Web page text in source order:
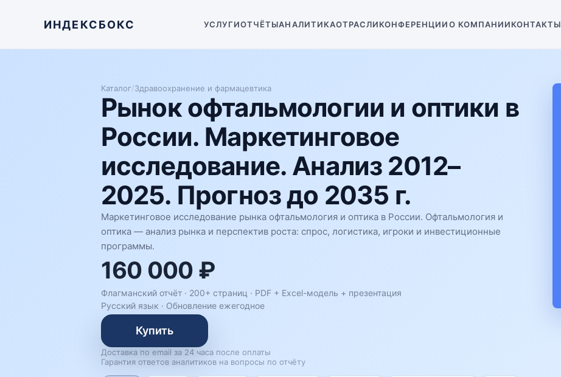
ИНДЕКСБОКС УСЛУГИОТЧЁТЫАНАЛИТИКАОТРАСЛИКОНФЕРЕНЦИИО КОМПАНИИКОНТАКТЫ
Каталог/Здравоохранение и фармацевтика
Рынок офтальмологии и оптики в
России. Маркетинговое
исследование. Анализ 2012–
2025. Прогноз до 2035 г.
Маркетинговое исследование рынка офтальмология и оптика в России. Офтальмология и
оптика — анализ рынка и перспектив роста: спрос, логистика, игроки и инвестиционные
программы.
160 000 ₽
Флагманский отчёт · 200+ страниц · PDF + Excel-модель + презентация
Русский язык · Обновление ежегодное
Купить
Доставка по email за 24 часа после оплаты
Гарантия ответов аналитиков на вопросы по отчёту